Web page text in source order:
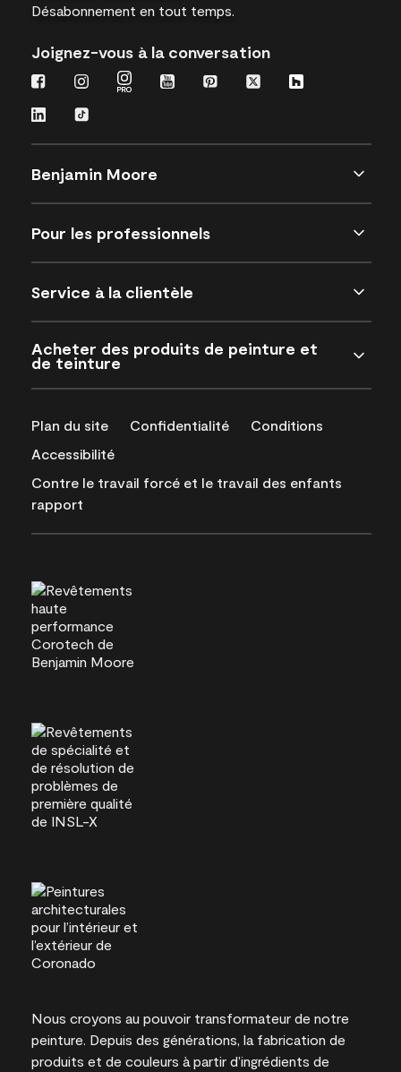
Désabonnement en tout temps.
Joignez-vous à la conversation
Benjamin Moore
Pour les professionnels
Service à la clientèle
Acheter des produits de peinture et
de teinture
Plan du site Confidentialité
Conditions
Accessibilité
Contre le travail forcé et le travail des enfants
rapport
Nous croyons au pouvoir transformateur de notre
peinture. Depuis des générations, la fabrication de
produits et de couleurs à partir d’ingrédients de